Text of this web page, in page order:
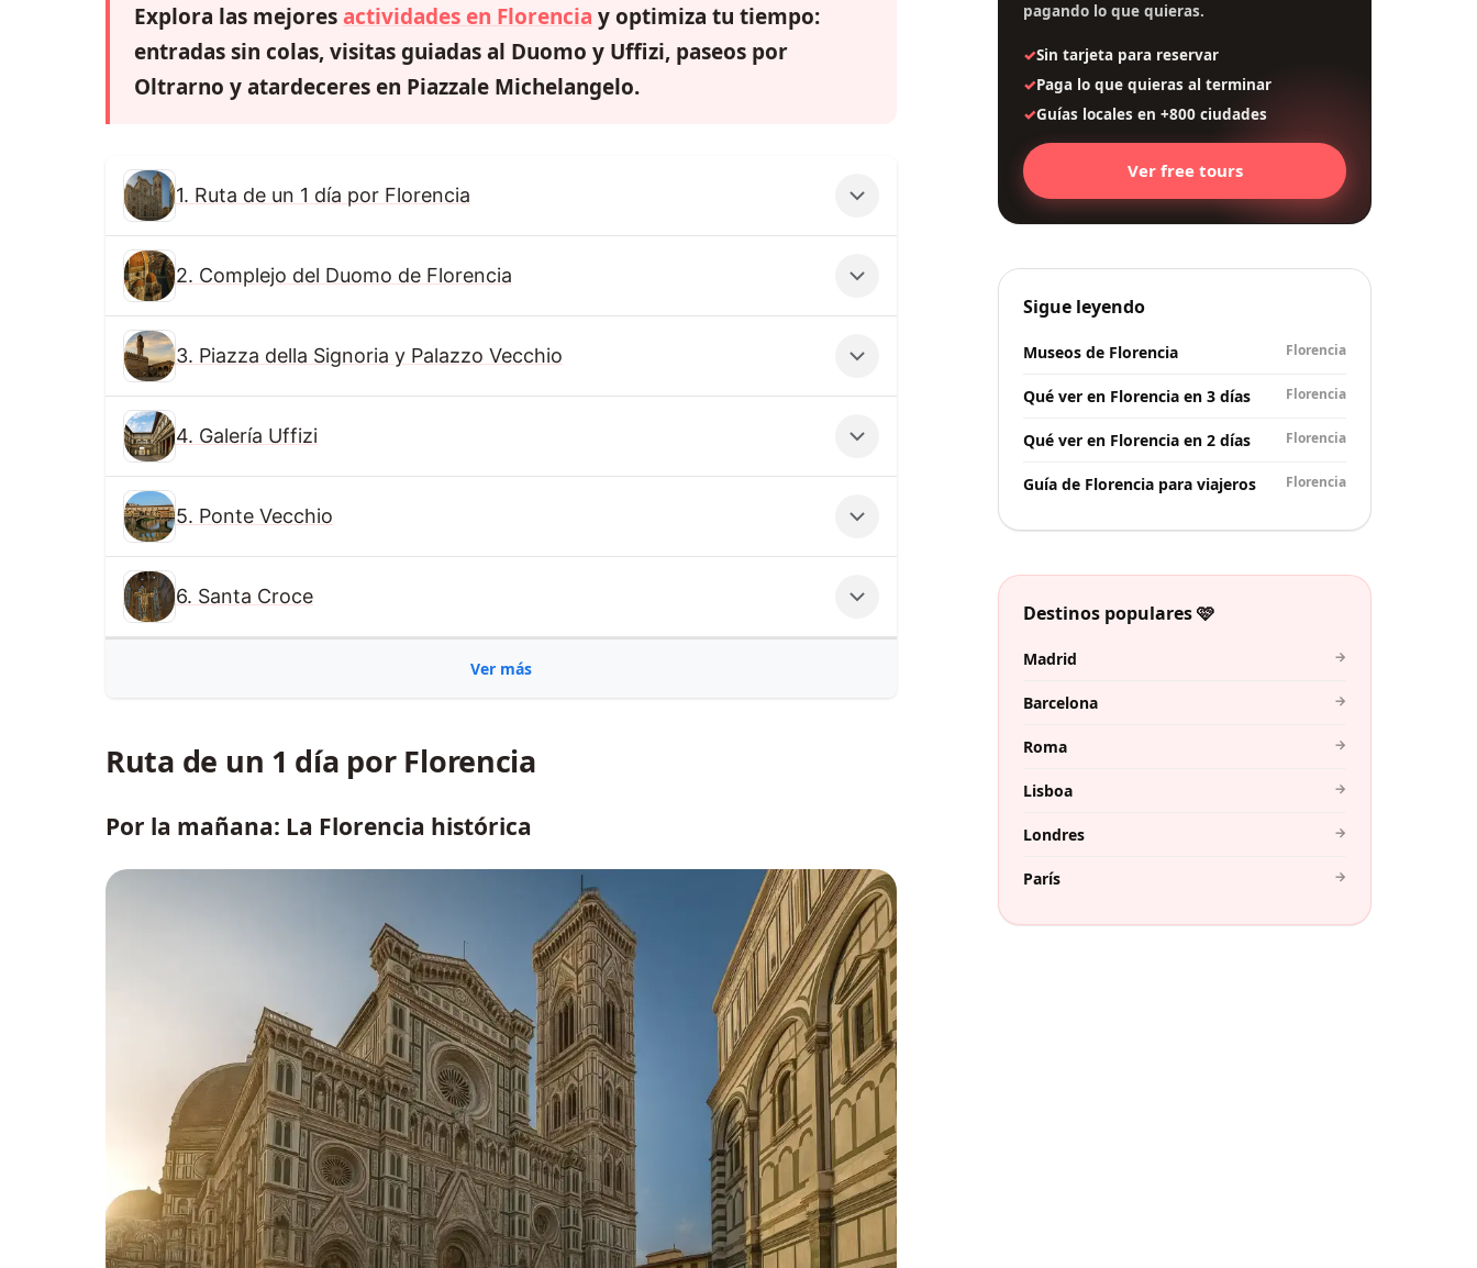
Explora las mejoresactividades en Florencia y optimiza tu tiempo:
entradas sin colas, visitas guiadas al Duomo y Uffizi, paseos por
Oltrarno y atardeceres en Piazzale Michelangelo.
1. Ruta de un 1 día por Florencia
2. Complejo del Duomo de Florencia
3. Piazza della Signoria y Palazzo Vecchio
4. Galería Uffizi
5. Ponte Vecchio
6. Santa Croce
Ver más
Ruta de un 1 día por Florencia
Por la mañana: La Florencia histórica
pagando lo que quieras.
Sin tarjeta para reservar
Paga lo que quieras al terminar
Guías locales en +800 ciudades
Ver free tours
Sigue leyendo
Museos de Florencia Florencia
Qué ver en Florencia en 3 días Florencia
Qué ver en Florencia en 2 días Florencia
Guía de Florencia para viajeros Florencia
Destinos populares 🩷
Madrid →
Barcelona →
Roma →
Lisboa →
Londres →
París →